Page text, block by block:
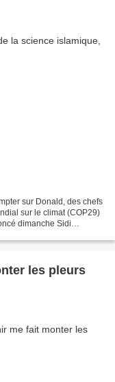
sur Donald, des chefs
sur le climat (COP29)
dimanche Sidi
les pleurs